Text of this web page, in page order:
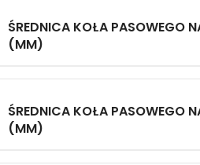
ŚREDNICA KOŁA PASOWEGO
(MM)
ŚREDNICA KOŁA PASOWEGO
(MM)